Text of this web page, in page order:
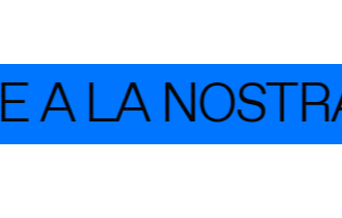
A LA